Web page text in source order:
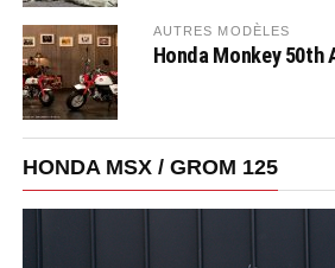
AUTRES MODÈLES
Honda Monkey 50th
HONDA MSX / GROM 125